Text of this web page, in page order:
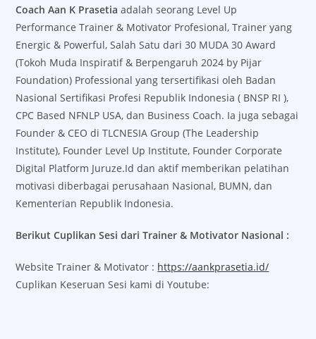
Coach Aan K Prasetiaadalah seorang Level Up
Performance Trainer & Motivator Profesional, Trainer yang
Energic & Powerful, Salah Satu dari 30 MUDA 30 Award
(Tokoh Muda Inspiratif & Berpengaruh 2024 by Pijar
Foundation) Professional yang tersertifikasi oleh Badan
Nasional Sertifikasi Profesi Republik Indonesia ( BNSP RI ),
CPC Based NFNLP USA, dan Business Coach. Ia juga sebagai
Founder & CEO di TLCNESIA Group (The Leadership
Institute), Founder Level Up Institute, Founder Corporate
Digital Platform Juruze.Id dan aktif memberikan pelatihan
motivasi diberbagai perusahaan Nasional, BUMN, dan
Kementerian Republik Indonesia.
Berikut Cuplikan Sesi dari Trainer & Motivator Nasional :
Website Trainer & Motivator : https://aankprasetia.id/
Cuplikan Keseruan Sesi kami di Youtube: